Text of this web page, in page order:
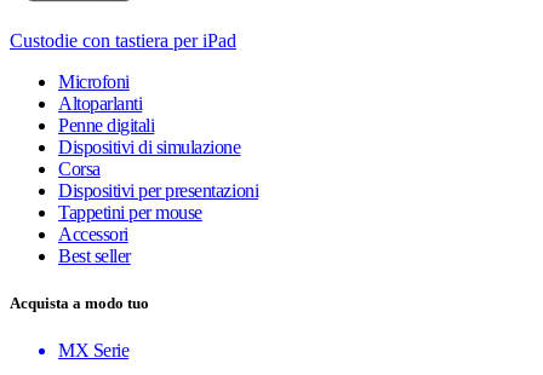
Custodie con tastiera per iPad
Microfoni
Altoparlanti
Penne digitali
Dispositivi di simulazione
Corsa
Dispositivi per presentazioni
Tappetini per mouse
Accessori
Best seller
Acquista a modo tuo
MX Serie